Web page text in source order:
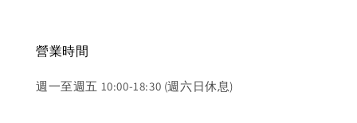
營業時間
週一至週五 10:00-18:30 (週六日休息)